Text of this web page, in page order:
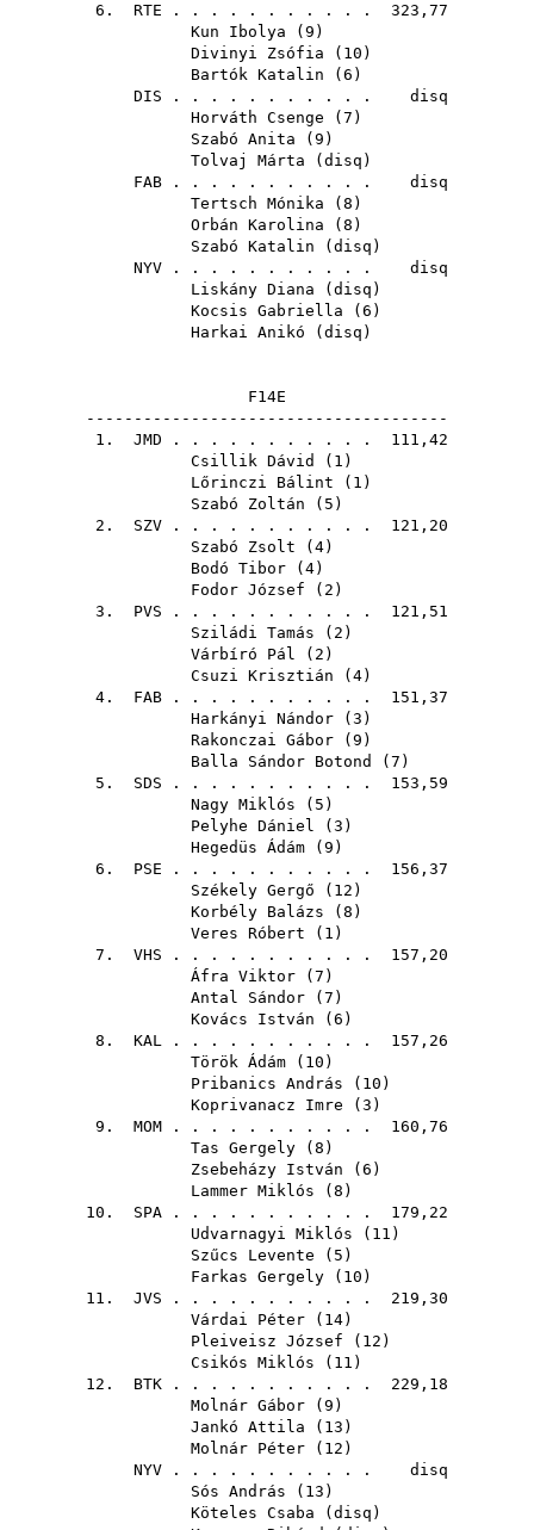
6. RTE . . . . . . . . . . . 323,77
Kun Ibolya ( 9 )
Divinyi Zsófia ( 10 )
Bartók Katalin ( 6 )
DIS . . . . . . . . . . . disq
Horváth Csenge ( 7 )
Szabó Anita ( 9 )
Tolvaj Márta ( disq )
FAB . . . . . . . . . . . disq
Tertsch Mónika ( 8 )
Orbán Karolina ( 8 )
Szabó Katalin ( disq )
NYV . . . . . . . . . . . disq
Liskány Diana ( disq )
Kocsis Gabriella ( 6 )
Harkai Anikó ( disq )
F14E
--------------------------------------
1. JMD . . . . . . . . . . . 111,42
Csillik Dávid
( 1 )
Lőrinczi Bálint ( 1 )
Szabó Zoltán ( 5 )
2. SZV . . . . . . . . . . . 121,20
Szabó Zsolt ( 4)
Bodó Tibor ( 4)
Fodor József ( 2 )
3. PVS . . . . . . . . . . . 121,51
Sziládi Tamás ( 2 )
Várbíró Pál ( 2 )
Csuzi Krisztián ( 4)
4. FAB . . . . . . . . . . . 151,37
Harkányi Nándor ( 3 )
Rakonczai Gábor ( 9 )
Balla Sándor Botond
( 7 )
5. SDS . . . . . . . . . . . 153,59
Nagy Miklós ( 5 )
Pelyhe Dániel ( 3 )
Hegedüs Ádám ( 9 )
6. PSE . . . . . . . . . . . 156,37
Székely Gergő ( 12 )
Korbély Balázs ( 8 )
Veres Róbert ( 1 )
7. VHS . . . . . . . . . . . 157,20
Áfra Viktor ( 7 )
Antal Sándor ( 7 )
Kovács István ( 6 )
8. KAL . . . . . . . . . . . 157,26
Török Ádám ( 10 )
Pribanics András ( 10 )
Koprivanacz Imre ( 3 )
9. MOM . . . . . . . . . . . 160,76
Tas Gergely ( 8 )
Zsebeházy István ( 6 )
Lammer Miklós ( 8 )
10. SPA . . . . . . . . . . . 179,22
Udvarnagyi Miklós ( 11 )
Szűcs Levente ( 5 )
Farkas Gergely ( 10 )
11. JVS . . . . . . . . . . . 219,30
Várdai Péter ( 14)
Pleiveisz József ( 12 )
Csikós Miklós ( 11 )
12. BTK . . . . . . . . . . . 229,18
Molnár Gábor ( 9 )
Jankó Attila ( 13 )
Molnár Péter ( 12 )
NYV . . . . . . . . . . . disq
Sós András ( 13 )
Köteles Csaba ( disq )